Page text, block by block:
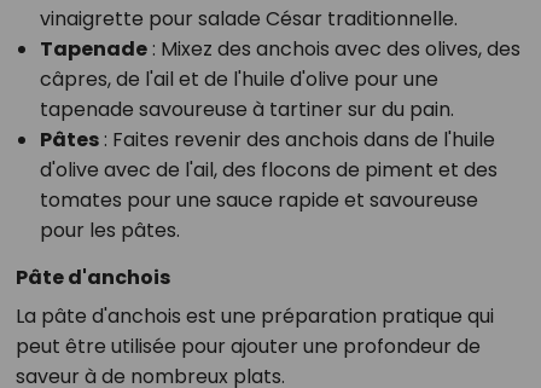
vinaigrette pour salade César traditionnelle.
Tapenade: Mixez des anchois avec des olives, des
câpres, de l'ail et de l'huile d'olive pour une
tapenade savoureuse à tartiner sur du pain.
Pâtes: Faites revenir des anchois dans de l'huile
d'olive avec de l'ail, des flocons de piment et des
tomates pour une sauce rapide et savoureuse
pour les pâtes.
Pâte d'anchois
La pâte d'anchois est une préparation pratique qui
peut être utilisée pour ajouter une profondeur de
saveur à de nombreux plats.